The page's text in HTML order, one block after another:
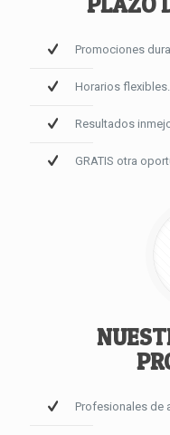
Promociones
Horarios flexibles.
Resultados
GRATIS otra
Profesionales de